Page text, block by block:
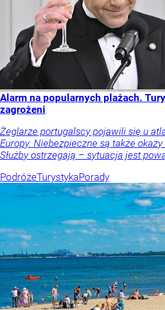
Alarm na popularnych plażach.
zagrożeni
Żeglarze portugalscy pojawili się u
Europy. Niebezpieczne są także
Służby ostrzegają – sytuacja jest
PodróżeTurystykaPorady